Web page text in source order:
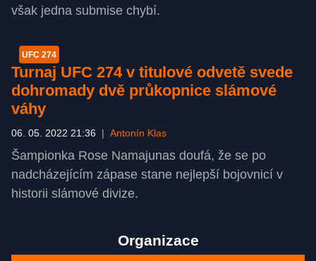
však jedna submise chybí.
UFC 274
Turnaj UFC 274 v titulové odvetě svede
dohromady dvě průkopnice slámové
váhy
06. 05. 2022 21:36 Antonín Klas
Šampionka Rose Namajunas doufá, že se po
nadcházejícím zápase stane nejlepší bojovnicí v
historii slámové divize.
Organizace